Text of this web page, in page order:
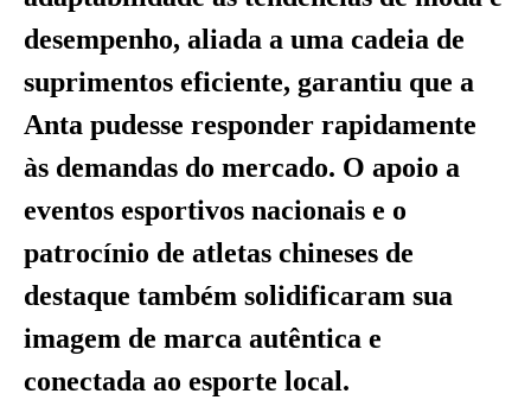
desempenho, aliada a uma cadeia de
suprimentos eficiente, garantiu que a
Anta pudesse responder rapidamente
às demandas do mercado. O apoio a
eventos esportivos nacionais e o
patrocínio de atletas chineses de
destaque também solidificaram sua
imagem de marca autêntica e
conectada ao esporte local.